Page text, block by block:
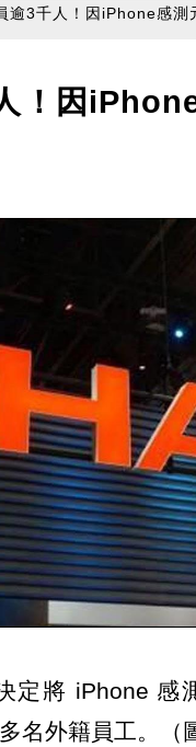
逾3千人！因iPhone感測
！因
定將 iPhone 感
名外籍員工。（